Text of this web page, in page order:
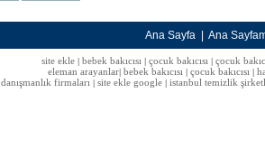
Ana Sayfa Ana
site ekle| bebek bakıcısı| çocuk bakıcısı| çocuk
eleman arayanlar bebek bakıcısı çocuk bakıcısı
danışmanlık firmaları
site ekle google istanbul temizlik